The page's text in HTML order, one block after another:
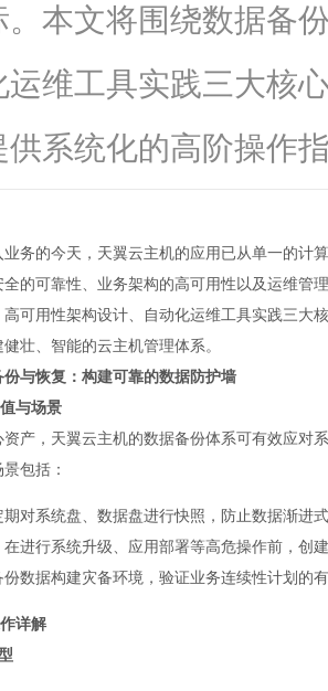
。本文将围绕数据备
维工具实践三大核
系统化的高阶操作
务的今天，天翼云主机的应用已从单一的计
的可靠性、业务架构的高可用性以及运维管
可用性架构设计、自动化运维工具实践三大
壮、智能的云主机管理体系。
与恢复：构建可靠的数据防护墙
与场景
产，天翼云主机的数据备份体系可有效应对
包括：
期对系统盘、数据盘进行快照，防止数据渐进
在进行系统升级、应用部署等高危操作前，创
份数据构建灾备环境，验证业务连续性计划的
详解